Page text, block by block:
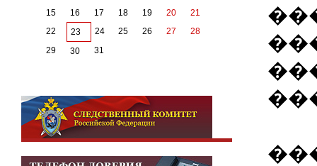
15
16 17 18 19 20
21
22
23 24 25 26 27
28
29
30 31